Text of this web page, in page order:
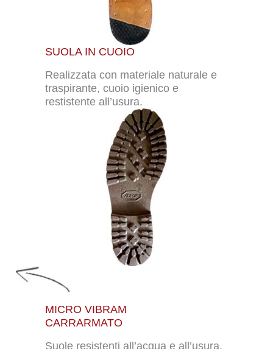
SUOLA IN CUOIO
Realizzata con materiale naturale e
traspirante, cuoio igienico e
restistente all’usura.
MICRO VIBRAM
CARRARMATO
Suole resistenti all’acqua e all’usura,